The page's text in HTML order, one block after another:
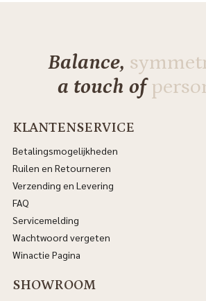
Balance,
a touch of
KLANTENSERVICE
Betalingsmogelijkheden
Ruilen en Retourneren
Verzending en Levering
FAQ
Servicemelding
Wachtwoord vergeten
Winactie Pagina
SHOWROOM